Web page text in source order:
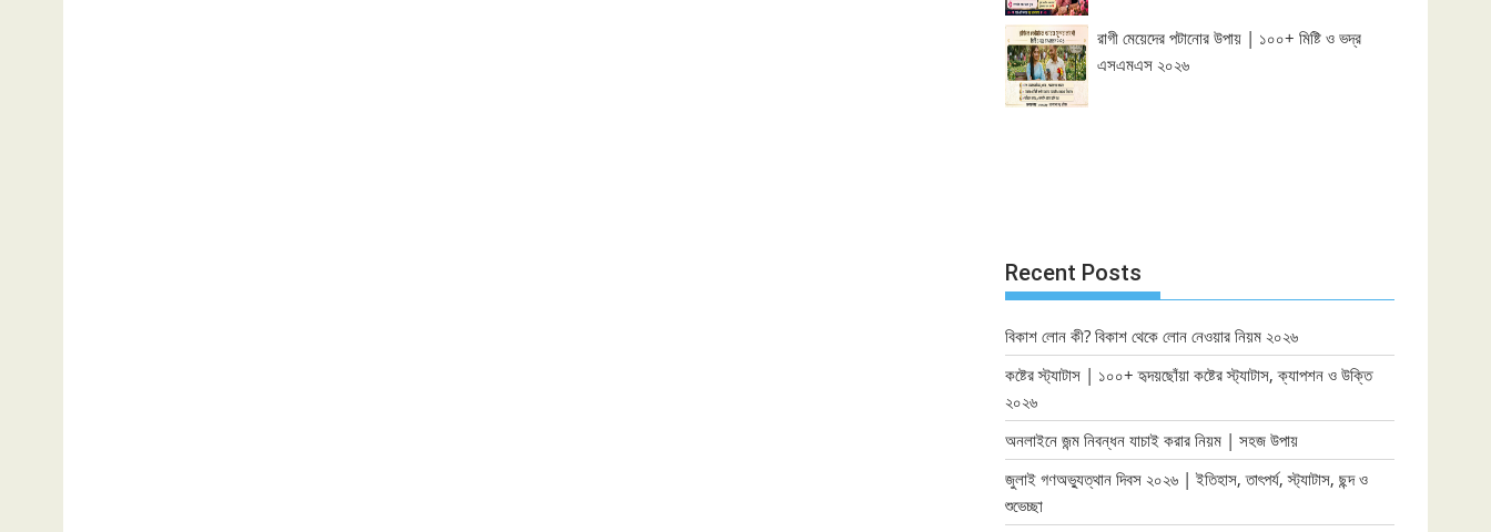
রাগী মেয়েদের পটানোর উপায় | ১০০+ মিষ্টি ও ভদ্র
এসএমএস ২০২৬
Recent Posts
বিকাশ লোন কী? বিকাশ থেকে লোন নেওয়ার নিয়ম ২০২৬
কষ্টের স্ট্যাটাস | ১০০+ হৃদয়ছোঁয়া কষ্টের স্ট্যাটাস, ক্যাপশন ও উক্তি
২০২৬
অনলাইনে জন্ম নিবন্ধন যাচাই করার নিয়ম | সহজ উপায়
জুলাই গণঅভ্যুত্থান দিবস ২০২৬ | ইতিহাস, তাৎপর্য, স্ট্যাটাস, ছন্দ ও
শুভেচ্ছা